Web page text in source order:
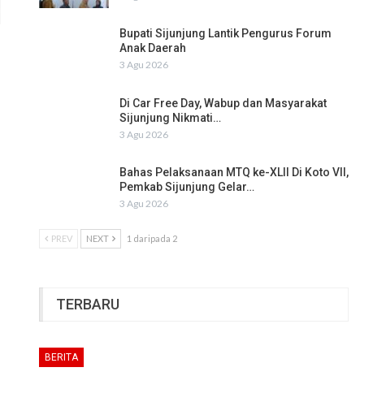
Bupati Sijunjung Lantik Pengurus Forum
Anak Daerah
3 Agu 2026
Di Car Free Day, Wabup dan Masyarakat
Sijunjung Nikmati…
3 Agu 2026
Bahas Pelaksanaan MTQ ke-XLII Di Koto VII,
Pemkab Sijunjung Gelar…
3 Agu 2026
PREV NEXT 1 daripada 2
TERBARU
BERITA